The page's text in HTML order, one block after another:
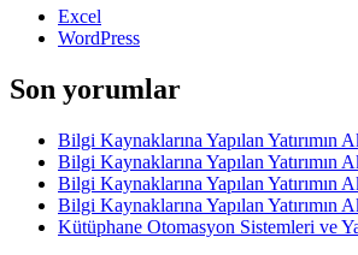
Excel
WordPress
Son yorumlar
Bilgi Kaynaklarına Yapılan
Bilgi Kaynaklarına Yapılan
Bilgi Kaynaklarına Yapılan
Bilgi Kaynaklarına Yapılan
Kütüphane Otomasyon Sistemleri ve